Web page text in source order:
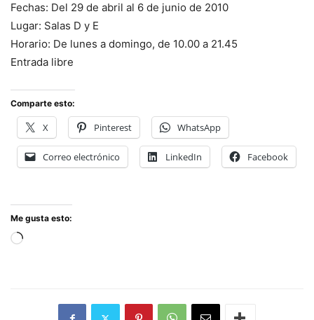
Fechas: Del 29 de abril al 6 de junio de 2010
Lugar: Salas D y E
Horario: De lunes a domingo, de 10.00 a 21.45
Entrada libre
Comparte esto:
X Pinterest WhatsApp
Correo electrónico LinkedIn Facebook
Me gusta esto:
Cargando...